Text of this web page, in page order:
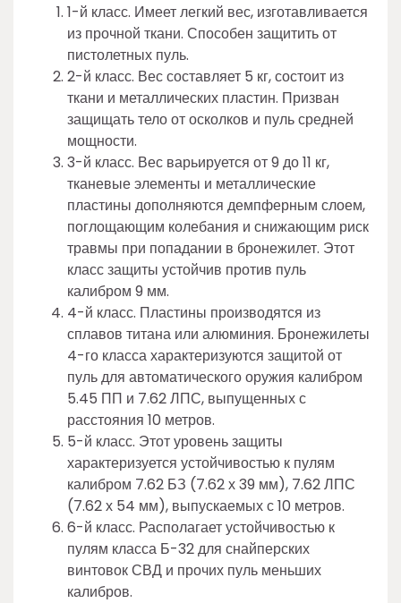
1-й класс. Имеет легкий вес, изготавливается
из прочной ткани. Способен защитить от
пистолетных пуль.
2-й класс. Вес составляет 5 кг, состоит из
ткани и металлических пластин. Призван
защищать тело от осколков и пуль средней
мощности.
3-й класс. Вес варьируется от 9 до 11 кг,
тканевые элементы и металлические
пластины дополняются демпферным слоем,
поглощающим колебания и снижающим риск
травмы при попадании в бронежилет. Этот
класс защиты устойчив против пуль
калибром 9 мм.
4-й класс. Пластины производятся из
сплавов титана или алюминия. Бронежилеты
4-го класса характеризуются защитой от
пуль для автоматического оружия калибром
5.45 ПП и 7.62 ЛПС, выпущенных с
расстояния 10 метров.
5-й класс. Этот уровень защиты
характеризуется устойчивостью к пулям
калибром 7.62 БЗ (7.62 х 39 мм), 7.62 ЛПС
(7.62 х 54 мм), выпускаемых с 10 метров.
6-й класс. Располагает устойчивостью к
пулям класса Б-32 для снайперских
винтовок СВД и прочих пуль меньших
калибров.